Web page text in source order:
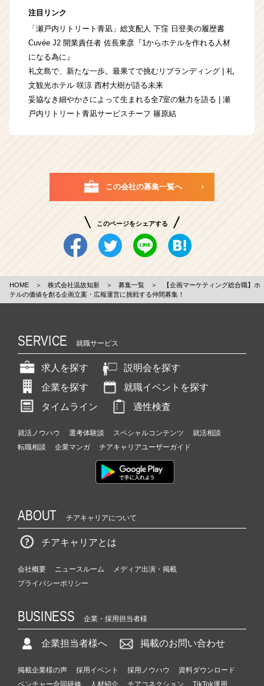
注目リンク
「瀬戸内リトリート青凪」総支配人 下窪 日登美の履歴書
Cuvée J2 開業責任者 佐長東彦『1からホテルを作れる人材
になる為に』
礼文島で、新たな一歩。最果てで挑むリブランディング | 礼
文観光ホテル 咲涼 西村大樹が語る未来
妥協なき細やかさによって生まれる全7室の魅力を語る | 瀬
戸内リトリート青凪サービスチーフ 篠原結
この会社の募集一覧へ
このページをシェアする
HOME ＞ 株式会社温故知新 ＞ 募集一覧 ＞
【企画マーケティング総合職】ホ
テルの価値を創る企画立案・広報運営に挑戦する仲間募集！
SERVICE 就職サービス
求人を探す
説明会を探す
企業を探す
就職イベントを探す
タイムライン
適性検査
就活ノウハウ 選考体験談 スペシャルコンテンツ
就活相談
転職相談
企業マンガ チアキャリアユーザーガイド
ABOUT チアキャリアについて
チアキャリアとは
会社概要 ニュースルーム
メディア出演・掲載
プライバシーポリシー
BUSINESS 企業・採用担当者様
企業担当者様へ 掲載のお問い合わせ
掲載企業様の声 採用イベント 採用ノウハウ
資料ダウンロード
ベンチャー合同研修
人材紹介 チアコネクション TikTok運用